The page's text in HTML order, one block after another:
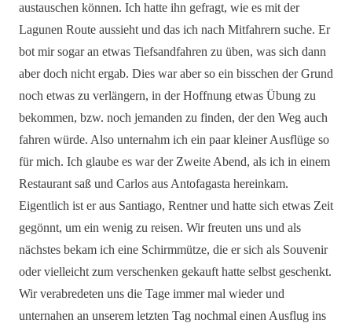
austauschen können. Ich hatte ihn gefragt, wie es mit der
Lagunen Route aussieht und das ich nach Mitfahrern suche. Er
bot mir sogar an etwas Tiefsandfahren zu üben, was sich dann
aber doch nicht ergab. Dies war aber so ein bisschen der Grund
noch etwas zu verlängern, in der Hoffnung etwas Übung zu
bekommen, bzw. noch jemanden zu finden, der den Weg auch
fahren würde. Also unternahm ich ein paar kleiner Ausflüge so
für mich. Ich glaube es war der Zweite Abend, als ich in einem
Restaurant saß und Carlos aus Antofagasta hereinkam.
Eigentlich ist er aus Santiago, Rentner und hatte sich etwas Zeit
gegönnt, um ein wenig zu reisen. Wir freuten uns und als
nächstes bekam ich eine Schirmmütze, die er sich als Souvenir
oder vielleicht zum verschenken gekauft hatte selbst geschenkt.
Wir verabredeten uns die Tage immer mal wieder und
unternahen an unserem letzten Tag nochmal einen Ausflug ins